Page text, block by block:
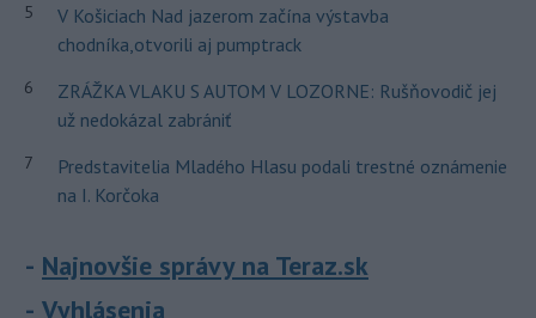
5
V Košiciach Nad jazerom začína výstavba
chodníka,otvorili aj pumptrack
6
ZRÁŽKA VLAKU S AUTOM V LOZORNE: Rušňovodič jej
už nedokázal zabrániť
7
Predstavitelia Mladého Hlasu podali trestné oznámenie
na I. Korčoka
Najnovšie správy na Teraz.sk
Vyhlásenia